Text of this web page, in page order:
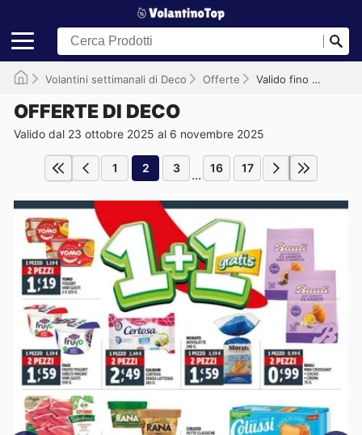
Volantini settimanali di Deco Offerte Valido fino al 06/11/2025
OFFERTE DI DECO
Valido dal 23 ottobre 2025 al 6 novembre 2025
1 2 3 ... 16 17